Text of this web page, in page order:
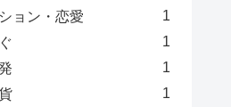
ョン・恋愛
1
1
1
1